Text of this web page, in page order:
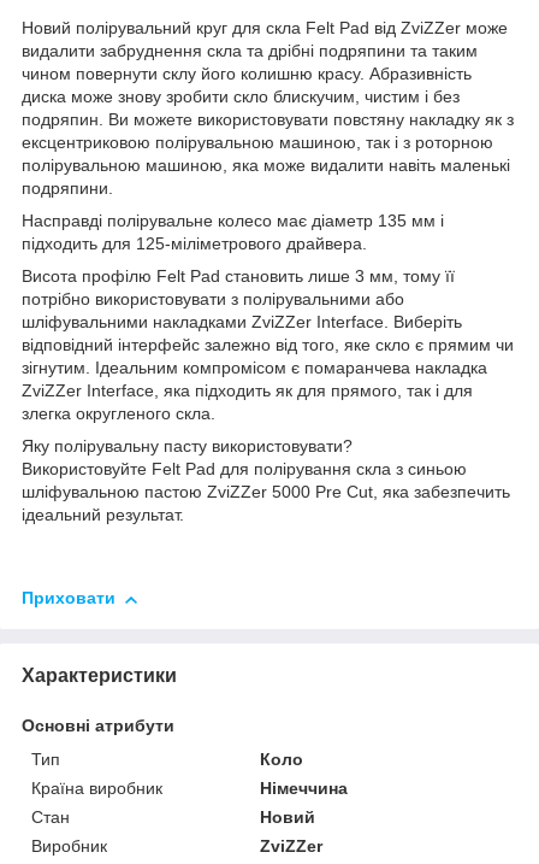
Новий полірувальний круг для скла Felt Pad від ZviZZer може
видалити забруднення скла та дрібні подряпини та таким
чином повернути склу його колишню красу. Абразивність
диска може знову зробити скло блискучим, чистим і без
подряпин. Ви можете використовувати повстяну накладку як з
ексцентриковою полірувальною машиною, так і з роторною
полірувальною машиною, яка може видалити навіть маленькі
подряпини.
Насправді полірувальне колесо має діаметр 135 мм і
підходить для 125-міліметрового драйвера.
Висота профілю Felt Pad становить лише 3 мм, тому її
потрібно використовувати з полірувальними або
шліфувальними накладками ZviZZer Interface. Виберіть
відповідний інтерфейс залежно від того, яке скло є прямим чи
зігнутим. Ідеальним компромісом є помаранчева накладка
ZviZZer Interface, яка підходить як для прямого, так і для
злегка округленого скла.
Яку полірувальну пасту використовувати?
Використовуйте Felt Pad для полірування скла з синьою
шліфувальною пастою ZviZZer 5000 Pre Cut, яка забезпечить
ідеальний результат.
Приховати
Характеристики
Основні атрибути
Тип
Коло
Країна виробник
Німеччина
Стан
Новий
Виробник
ZviZZer